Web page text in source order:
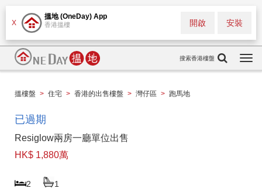
X
搵地 (OneDay) App
香港搵樓 安裝
開啟
搜索香港樓盤
搵樓盤 > 住宅 > 香港的出售樓盤 > 灣仔區 > 跑馬地
已過期
Resiglow兩房一廳單位出售
HK$ 1,880萬
2 1